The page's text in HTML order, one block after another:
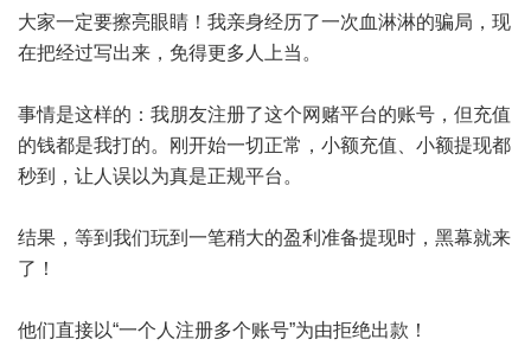
大家一定要擦亮眼睛！我亲身经历了一次血淋淋的骗局，现
在把经过写出来，免得更多人上当。
事情是这样的：我朋友注册了这个网赌平台的账号，但充值
的钱都是我打的。刚开始一切正常，小额充值、小额提现都
秒到，让人误以为真是正规平台。
结果，等到我们玩到一笔稍大的盈利准备提现时，黑幕就来
了！
他们直接以“一个人注册多个账号”为由拒绝出款！